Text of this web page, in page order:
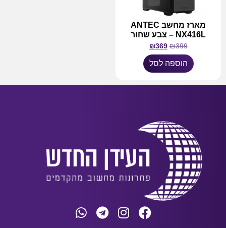
מארז מחשב ANTEC
NX416L – צבע שחור
₪399
₪369
הוספה לסל